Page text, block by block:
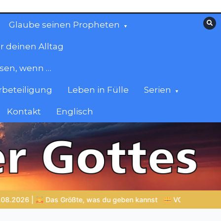
Glaube seinen Propheten
deinen Alltag
wenn …
Leben in Fülle Serien
Kontakt Englisch
VON BABYLON ZUM EWIGEN REICH | Kap.1 – Miniserie 4: